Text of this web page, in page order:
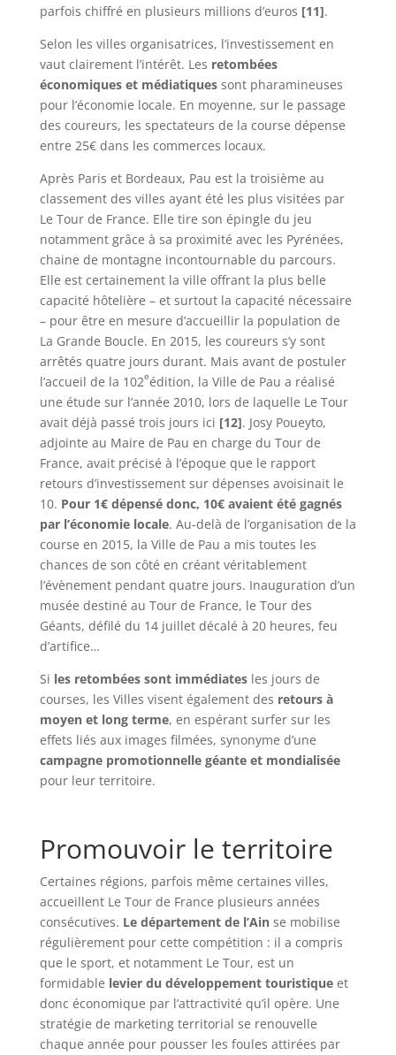
parfois chiffré en plusieurs millions d’euros [11].
Selon les villes organisatrices, l’investissement en
vaut clairement l’intérêt. Les retombées
économiques et médiatiquessont pharamineuses
pour l’économie locale. En moyenne, sur le passage
des coureurs, les spectateurs de la course dépense
entre 25€ dans les commerces locaux.
Après Paris et Bordeaux, Pau est la troisième au
classement des villes ayant été les plus visitées par
Le Tour de France. Elle tire son épingle du jeu
notamment grâce à sa proximité avec les Pyrénées,
chaine de montagne incontournable du parcours.
Elle est certainement la ville offrant la plus belle
capacité hôtelière – et surtout la capacité nécessaire
– pour être en mesure d’accueillir la population de
La Grande Boucle. En 2015, les coureurs s’y sont
arrêtés quatre jours durant. Mais avant de postuler
l’accueil de la 102eédition, la Ville de Pau a réalisé
une étude sur l’année 2010, lors de laquelle Le Tour
avait déjà passé trois jours ici [12]. Josy Poueyto,
adjointe au Maire de Pau en charge du Tour de
France, avait précisé à l’époque que le rapport
retours d’investissement sur dépenses avoisinait le
10. Pour 1€ dépensé donc, 10€ avaient été gagnés
par l’économie locale. Au-delà de l’organisation de la
course en 2015, la Ville de Pau a mis toutes les
chances de son côté en créant véritablement
l’évènement pendant quatre jours. Inauguration d’un
musée destiné au Tour de France, le Tour des
Géants, défilé du 14 juillet décalé à 20 heures, feu
d’artifice…
Si les retombées sont immédiatesles jours de
courses, les Villes visent également des retours à
moyen et long terme, en espérant surfer sur les
effets liés aux images filmées, synonyme d’une
campagne promotionnelle géante et mondialisée
pour leur territoire.
Promouvoir le territoire
Certaines régions, parfois même certaines villes,
accueillent Le Tour de France plusieurs années
consécutives. Le département de l’Ainse mobilise
régulièrement pour cette compétition : il a compris
que le sport, et notamment Le Tour, est un
formidable levier du développement touristiqueet
donc économique par l’attractivité qu’il opère. Une
stratégie de marketing territorial se renouvelle
chaque année pour pousser les foules attirées par